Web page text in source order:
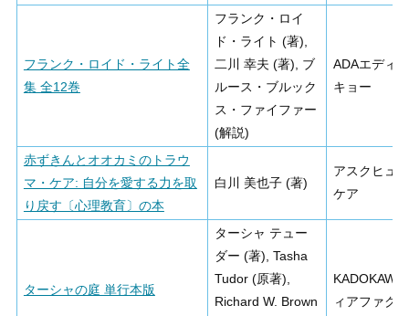
フランク・ロイド・ライト全
集 全12巻
フランク・ロイ
ド・ライト (著),
二川 幸夫 (著), ブ
ルース・ブルック
ス・ファイファー
(解説)
ADAエディ
キョー
赤ずきんとオオカミのトラウ
マ・ケア: 自分を愛する力を取
り戻す〔心理教育〕の本
白川 美也子 (著)
アスクヒュ
ケア
ターシャの庭 単行本版
ターシャ テュー
ダー (著), Tasha
Tudor (原著),
Richard W. Brown
ィアファク